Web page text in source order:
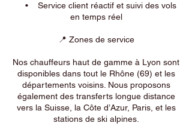
• Service client réactif et suivi des vols
en temps réel
📍 Zones de service
Nos chauffeurs haut de gamme à Lyon sont
disponibles dans tout le Rhône (69) et les
départements voisins. Nous proposons
également des transferts longue distance
vers la Suisse, la Côte d’Azur, Paris, et les
stations de ski alpines.